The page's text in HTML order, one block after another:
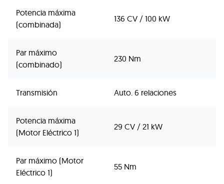
Potencia máxima
(combinada)
136 CV / 100 kW
Par máximo
(combinado)
230 Nm
Transmisión Auto. 6 relaciones
Potencia máxima
(Motor Eléctrico 1)
29 CV / 21 kW
Par máximo (Motor
Eléctrico 1)
55 Nm